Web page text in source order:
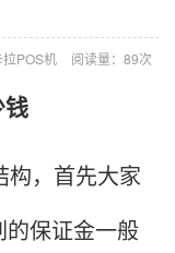
POS机 阅读量：89次
，首先大家
保证金一般